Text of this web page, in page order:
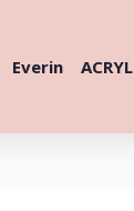
Everin ACRYL